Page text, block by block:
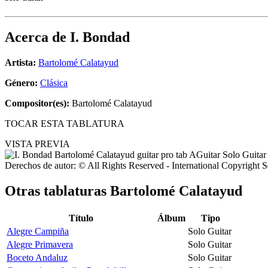
Acerca de I. Bondad
Artista: Bartolomé Calatayud
Género: Clásica
Compositor(es): Bartolomé Calatayud
TOCAR ESTA TABLATURA
VISTA PREVIA
Derechos de autor: © All Rights Reserved - International Copyright
Otras tablaturas Bartolomé Calatayud
Título Álbum
Tipo
Alegre Campiña
Solo Guitar
Alegre Primavera
Solo Guitar
Boceto Andaluz
Solo Guitar